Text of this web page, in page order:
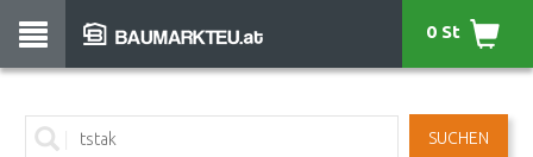
SUCHEN
0 St